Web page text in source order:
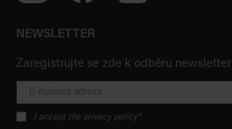
NEWSLETTER
Zaregistrujte se zde k odběru newsletter
I accept the privacy policy*